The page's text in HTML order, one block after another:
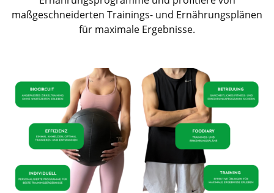
maßgeschneiderten Trainings- und Ernährungsplänen
für maximale Ergebnisse.